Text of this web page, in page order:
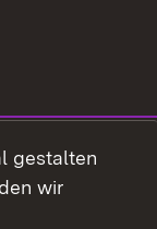
gestalten
wir